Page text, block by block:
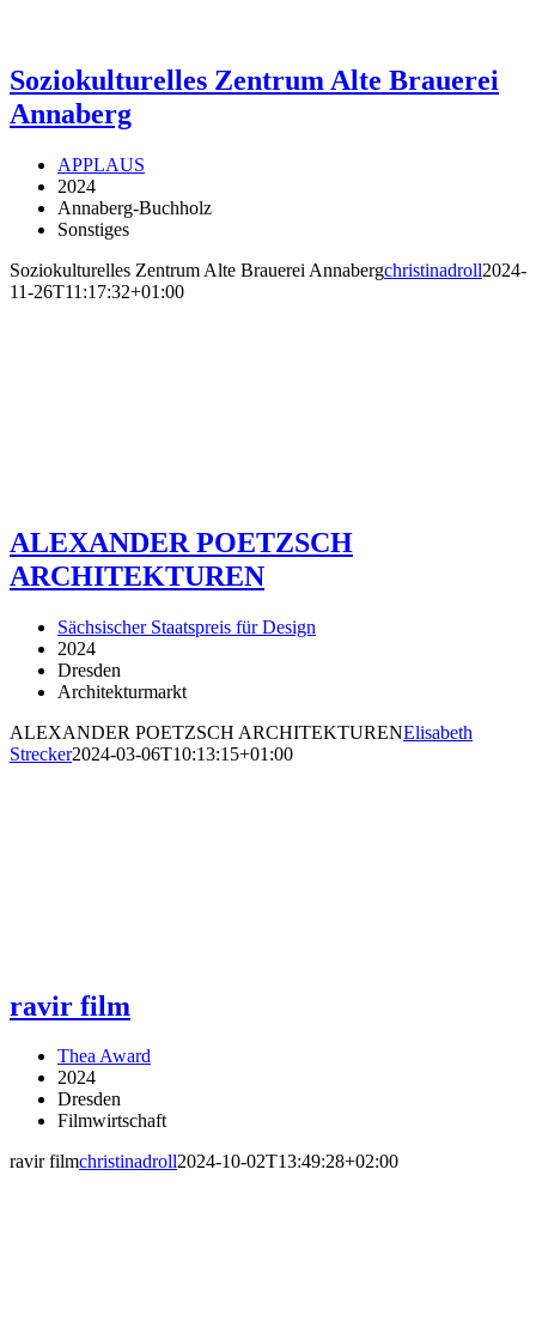
Soziokulturelles Zentrum Alte Brauerei
Annaberg
APPLAUS
2024
Annaberg-Buchholz
Sonstiges
Soziokulturelles Zentrum Alte Brauerei Annabergchristinadroll2024-
11-26T11:17:32+01:00
ALEXANDER POETZSCH
ARCHITEKTUREN
Sächsischer Staatspreis für Design
2024
Dresden
Architekturmarkt
ALEXANDER POETZSCH ARCHITEKTURENElisabeth
Strecker2024-03-06T10:13:15+01:00
ravir film
Thea Award
2024
Dresden
Filmwirtschaft
ravir filmchristinadroll2024-10-02T13:49:28+02:00